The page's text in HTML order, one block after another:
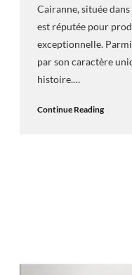
Cairanne, située
est réputée pour
exceptionnelle.
par son caractère
histoire.…
Continue Reading